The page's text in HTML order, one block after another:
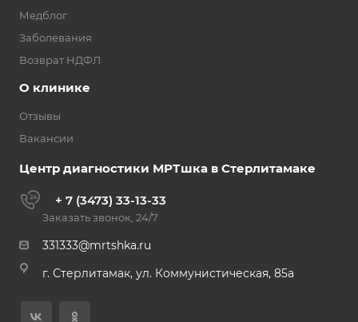
Медблог
Заболевания
Возврат НДФЛ
О клинике
Отзывы
Вакансии
Центр диагностики МРТшка в Стерлитамаке
+ 7 (3473) 33-13-33
Заказать звонок, 24/7
331333@mrtshka.ru
г. Стерлитамак, ул. Коммунистическая, 85а